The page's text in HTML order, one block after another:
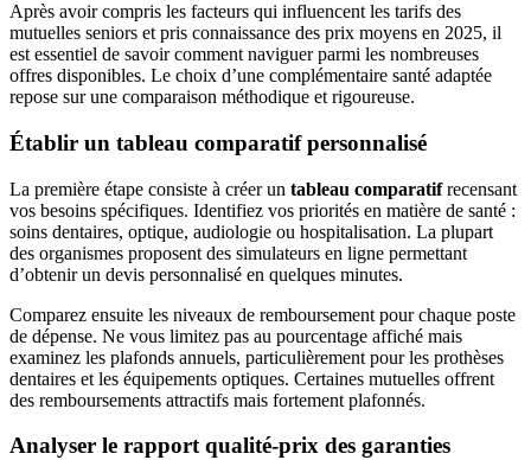
Après avoir compris les facteurs qui influencent les tarifs des
mutuelles seniors et pris connaissance des prix moyens en 2025, il
est essentiel de savoir comment naviguer parmi les nombreuses
offres disponibles. Le choix d’une complémentaire santé adaptée
repose sur une comparaison méthodique et rigoureuse.
Établir un tableau comparatif personnalisé
La première étape consiste à créer un tableau comparatifrecensant
vos besoins spécifiques. Identifiez vos priorités en matière de santé :
soins dentaires, optique, audiologie ou hospitalisation. La plupart
des organismes proposent des simulateurs en ligne permettant
d’obtenir un devis personnalisé en quelques minutes.
Comparez ensuite les niveaux de remboursement pour chaque poste
de dépense. Ne vous limitez pas au pourcentage affiché mais
examinez les plafonds annuels, particulièrement pour les prothèses
dentaires et les équipements optiques. Certaines mutuelles offrent
des remboursements attractifs mais fortement plafonnés.
Analyser le rapport qualité-prix des garanties